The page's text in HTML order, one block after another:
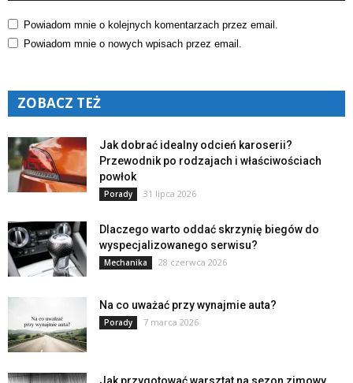
Powiadom mnie o kolejnych komentarzach przez email.
Powiadom mnie o nowych wpisach przez email.
ZOBACZ TEŻ
Jak dobrać idealny odcień karoserii?
Przewodnik po rodzajach i właściwościach
powłok
Porady 31 lipca 2026
Dlaczego warto oddać skrzynię biegów do
wyspecjalizowanego serwisu?
Mechanika 28 czerwca 2026
Na co uważać przy wynajmie auta?
Porady 7 marca 2026